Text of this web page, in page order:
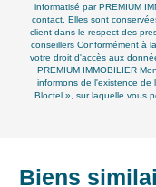
informatisé par PREMIUM
contact. Elles sont
client dans le respect des
conseillers Conformément à
votre droit d'accès aux
PREMIUM IMMOBILIER
informons de l'existence de
Bloctel », sur laquelle vous
Biens